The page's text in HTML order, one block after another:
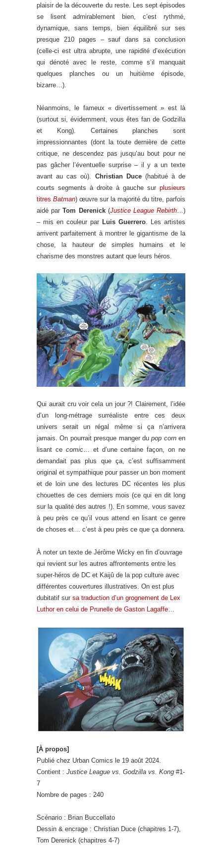
plaisir de la découverte du reste. Les sept épisodes
se lisent admirablement bien, c’est rythmé,
dynamique, sans temps, bien équilibré sur ses
presque 210 pages – sauf dans sa conclusion
(celle-ci est ultra abrupte, une rapidité d’exécution
qui dénoté avec le reste, comme s’il manquait
quelques planches ou un huitième épisode,
bizarre…).
Néanmoins, le fameux « divertissement » est là
(surtout si, évidemment, vous êtes fan de Godzilla
et Kong). Certaines planches sont
impressionnantes (dont la toute dernière de cette
critique, ne descendez pas jusqu’au bout pour ne
pas gâcher l’éventuelle surprise – il y a un texte
avant au cas où). Christian Duce(habitué à de
courts segments à droite à gauche sur plusieurs
titres Batman) œuvre sur la majorité du titre, parfois
aidé parTom Derenick (Justice League Rebirth …)
– mis en couleur par Luis Guerrero . Les artistes
arrivent parfaitement à montrer le gigantisme de la
chose, la hauteur de simples humains et le
charisme des monstres autant que leurs héros.
Qui aurait cru voir cela un jour ?! Clairement, l’idée
d’un long-métrage surréaliste entre ces deux
univers serait un régal même si ça n’arrivera
jamais. On pourrait presque manger dupop cornen
lisant ce comic… et d’une certaine façon, on ne
demandait pas plus que ça, c’est suffisamment
original et sympathique pour passer un bon moment
et de loin une des lectures DC récentes les plus
chouettes de ces derniers mois (ce qui en dit long
sur la qualité des autres !). En somme, vous savez
à peu près ce qu’il vous attend en lisant ce genre
de choses et… c’est à peu près ce que ça donnera.
À noter un texte de Jérôme Wicky en fin d’ouvrage
qui revient sur les autres affrontements entre les
super-héros de DC et Kaijû de la pop culture avec
différentes couvertures illustratives. On est plus
dubitatif sur sa traduction d’un grognement de Lex
Luthor en celui de Prunelle de Gaston Lagaffe…
[À propos]
Publié chez Urban Comics le 19 août 2024.
Contient : Justice League vs. Godzilla vs. Kong #1-
7
Nombre de pages : 240
Scénario : Brian Buccellato
Dessin & encrage : Christian Duce (chapitres 1-7),
Tom Derenick (chapitres 4-7)